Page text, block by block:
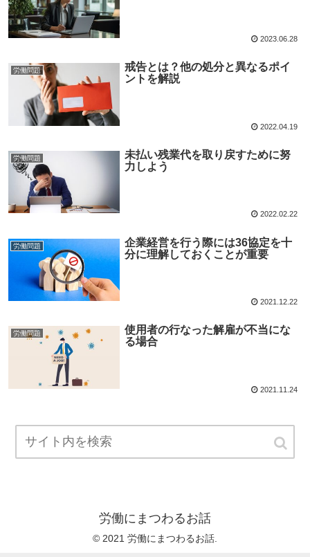
2023.06.28
労働問題
戒告とは？他の処分と異なるポイ
ントを解説
2022.04.19
労働問題
未払い残業代を取り戻すために努
力しよう
2022.02.22
労働問題
企業経営を行う際には36協定を十
分に理解しておくことが重要
2021.12.22
労働問題
使用者の行なった解雇が不当にな
る場合
2021.11.24
労働にまつわるお話
© 2021 労働にまつわるお話.